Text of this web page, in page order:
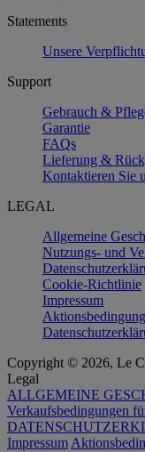
Statements
Unsere
Support
Gebrauch &
Garantie
FAQs
Lieferung &
Kontaktieren Sie
LEGAL
Allgemeine
Nutzungs- und
Cookie-Richtlinie
Impressum
Copyright © 2026, Le
Legal
ALLGEMEINE
Verkaufsbedingungen
Impressum